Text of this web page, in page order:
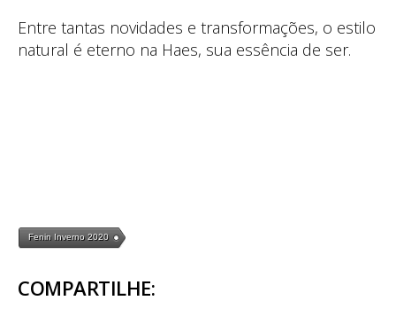
Entre tantas novidades e transformações, o estilo
natural é eterno na Haes, sua essência de ser.
Fenin Inverno 2020
COMPARTILHE: